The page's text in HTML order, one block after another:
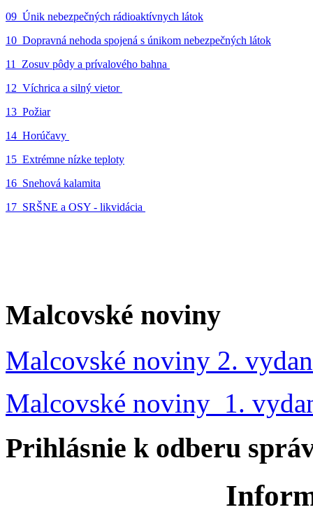
09_Únik nebezpečných rádioaktívnych látok
10_Dopravná nehoda spojená s únikom nebezpečných látok
11_Zosuv pôdy a prívalového bahna
12_Víchrica a silný vietor
13_Požiar
14_Horúčavy
15_Extrémne nízke teploty
16_Snehová kalamita
17_SRŠNE a OSY - likvidácia
Malcovské noviny
Malcovské noviny 2.
Malcovské noviny 1.
Prihlásnie k odberu